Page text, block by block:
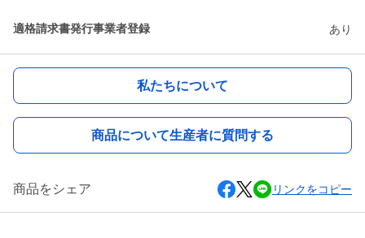
適格請求書発行事業者登録 あり
私たちについて
商品について生産者に質問する
商品をシェア リンクをコピー